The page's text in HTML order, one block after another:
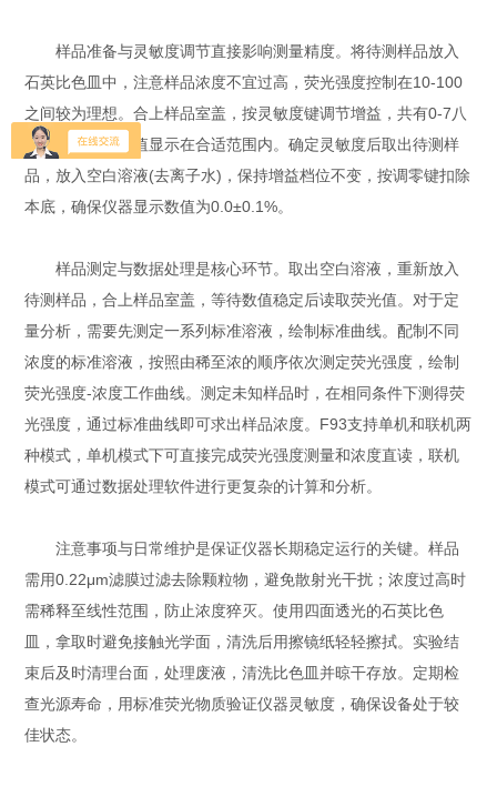
样品准备与灵敏度调节直接影响测量精度。将待测样品放入
石英比色皿中，注意样品浓度不宜过高，荧光强度控制在10-100
之间较为理想。合上样品室盖，按灵敏度键调节增益，共有0-7八
档可选，使荧光值显示在合适范围内。确定灵敏度后取出待测样
品，放入空白溶液(去离子水)，保持增益档位不变，按调零键扣除
本底，确保仪器显示数值为0.0±0.1%。
样品测定与数据处理是核心环节。取出空白溶液，重新放入
待测样品，合上样品室盖，等待数值稳定后读取荧光值。对于定
量分析，需要先测定一系列标准溶液，绘制标准曲线。配制不同
浓度的标准溶液，按照由稀至浓的顺序依次测定荧光强度，绘制
荧光强度-浓度工作曲线。测定未知样品时，在相同条件下测得荧
光强度，通过标准曲线即可求出样品浓度。F93支持单机和联机两
种模式，单机模式下可直接完成荧光强度测量和浓度直读，联机
模式可通过数据处理软件进行更复杂的计算和分析。
注意事项与日常维护是保证仪器长期稳定运行的关键。样品
需用0.22μm滤膜过滤去除颗粒物，避免散射光干扰；浓度过高时
需稀释至线性范围，防止浓度猝灭。使用四面透光的石英比色
皿，拿取时避免接触光学面，清洗后用擦镜纸轻轻擦拭。实验结
束后及时清理台面，处理废液，清洗比色皿并晾干存放。定期检
查光源寿命，用标准荧光物质验证仪器灵敏度，确保设备处于较
佳状态。